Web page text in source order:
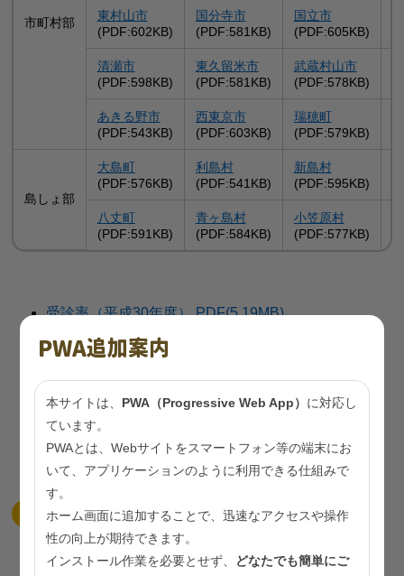
市町村部
東村山市
(PDF:602KB)
国分寺市
(PDF:581KB)
国立市
(PDF:605KB)
清瀬市
(PDF:598KB)
東久留米市
(PDF:581KB)
武蔵村山市
(PDF:578KB)
あきる野市
(PDF:543KB)
西東京市
(PDF:603KB)
瑞穂町
(PDF:579KB)
島しょ部
大島町
(PDF:576KB)
利島村
(PDF:541KB)
新島村
(PDF:595KB)
八丈町
(PDF:591KB)
青ヶ島村
(PDF:584KB)
小笠原村
(PDF:577KB)
受診率（平成30年度） PDF(5.19MB)
要精検率（平成30年度） PDF(6.34MB)
精検受診率（平成30年度） PDF(5.23MB)
精検未受診率（平成30年度） PDF(6.12MB)
精検未把握率（平成30年度） PDF(5.41MB)
＜人口動態統計による＞
75歳未満年齢調整死亡率（平成30年 区市町村
PWA追加案内
本サイトは、 PWA（Progressive Web App） に対応し
ています。
PWAとは、Webサイトをスマートフォン等の端末にお
いて、アプリケーションのように利用できる仕組みで
す。
ホーム画面に追加することで、迅速なアクセスや操作
性の向上が期待できます。
インストール作業を必要とせず、 どなたでも簡単にご